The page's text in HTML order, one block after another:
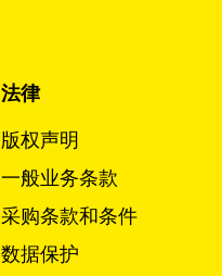
法律
版权声明
一般业务条款
采购条款和条件
数据保护